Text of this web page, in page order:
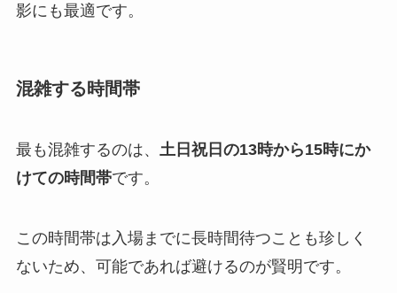
影にも最適です。
混雑する時間帯
最も混雑するのは、 土日祝日の13時から15時にか
けての時間帯です。
この時間帯は入場までに長時間待つことも珍しく
ないため、可能であれば避けるのが賢明です。